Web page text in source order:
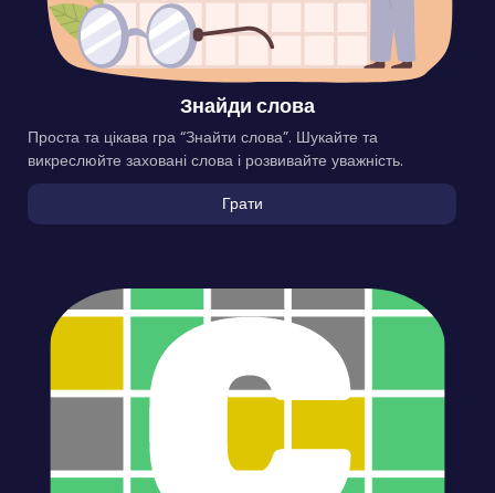
Знайди слова
Проста та цікава гра “Знайти слова”. Шукайте та
викреслюйте заховані слова і розвивайте уважність.
Грати